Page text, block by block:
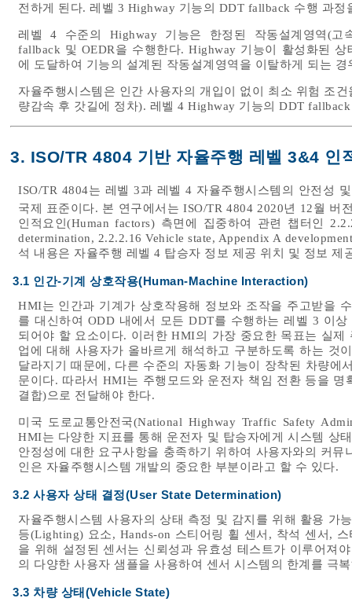
전하게 된다. 레벨 3 Highway 기능의 DDT fallback 수행 과정
레벨 4 수준의 Highway 기능은 한정된 작동설계영역(고
fallback 및 OEDR을 수행한다. Highway 기능이 활성화된
에 도달하여 기능의 설계된 작동설계영역을 이탈하게 되는
자율주행시스템은 인간 사용자의 개입이 없이 최소 위험 조
량감속 후 갓길에 정차). 레벨 4 Highway 기능의 DDT
3. ISO/TR 4804 기반 자율주행 레벨 3&4
ISO/TR 4804는 레벨 3과 레벨 4 자율주행시스템의 안전성
국제 표준이다. 본 연구에서는 ISO/TR 4804 2020년 12월 버
인적요인(Human factors) 측면에 집중하여 관련 챕터인
determination, 2.2.2.16 Vehicle state, Appendix A
석 내용은 자율주행 레벨 4 탑승자 정보 제공 위치 및 정보 제
3.1 인간-기계 상호작용(Human-Machine Interaction)
HMI는 인간과 기계가 상호작용해 정보와 조작을 주고받을
를 대신하여 ODD 내에서 모든 DDT를 수행하는 레벨 3 이
되어야 할 요소이다. 이러한 HMI의 가장 중요한 목표는 실
업에 대해 사용자가 올바르게 해석하고 구분하도록 하는 것
달라지기 때문에, 다른 수준의 자동화 기능이 장착된 차량에
문이다. 따라서 HMI는 주행모드와 운전자 책임 전환 등을
결합)으로 전달해야 한다.
미국 도로교통안전국(National Highway Traffic Safety
HMI는 다양한 지표를 통해 운전자 및 탑승자에게 시스템 상
안정성에 대한 요구사항을 충족하기 위하여 사용자와의 커
인은 자율주행시스템 개발의 중요한 부분이라고 할 수 있다.
3.2 사용자 상태 결정(User State Determination)
자율주행시스템 사용자의 상태 측정 및 감지를 위해 활용 가
등(Lighting) 요소, Hands-on 스티어링 휠 센서, 착석 센서,
을 위해 설정된 센서는 신뢰성과 유효성 테스트가 이루어져
의 다양한 사용자 샘플을 사용하여 센서 시스템의 한계를 극
3.3 차량 상태(Vehicle State)